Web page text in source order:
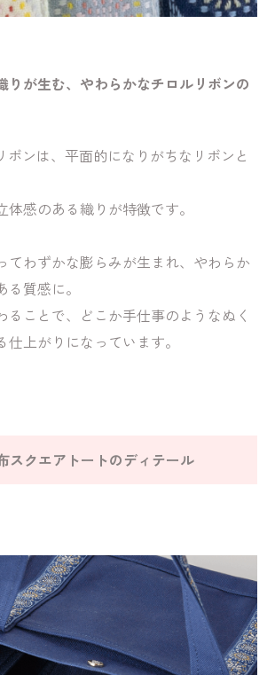
りが生む、やわらかなチロルリボンの
ボンは、平面的になりがちなリボンと
体感のある織りが特徴です。
てわずかな膨らみが生まれ、やわらか
る質感に。
ることで、どこか手仕事のようなぬく
仕上がりになっています。
スクエアトートのディテール